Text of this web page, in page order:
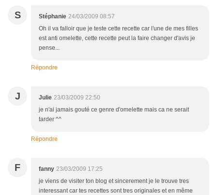
S Stéphanie 24/03/2009 08:57
Oh il va falloir que je teste cette recette car l'une de mes filles
est anti omelette, cette recette peut la faire changer d'avis je
pense...
Répondre
J Julie 23/03/2009 22:50
je n'ai jamais gouté ce genre d'omelette mais ca ne serait
tarder ^^
Répondre
F fanny 23/03/2009 17:25
je viens de visiter ton blog et sincerement je le trouve tres
interessant car tes recettes sont tres originales et en même